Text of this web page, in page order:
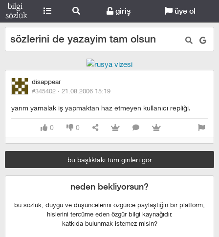
giriş üye ol
sözlerini de yazayim tam olsun
disappear
#345402 · 21.08.2006 15:19
yarım yamalak iş yapmaktan haz etmeyen kullanıcı repliği.
0 0
bu başlıktaki tüm girileri gör
neden bekliyorsun?
bu sözlük, duygu ve düşüncelerini özgürce paylaştığın bir platform,
hislerini tercüme eden özgür bilgi kaynağıdır.
katkıda bulunmak istemez misin?